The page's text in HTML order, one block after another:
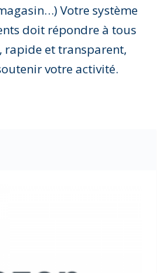
Votre système
doit répondre à tous
rapide et transparent,
votre activité.